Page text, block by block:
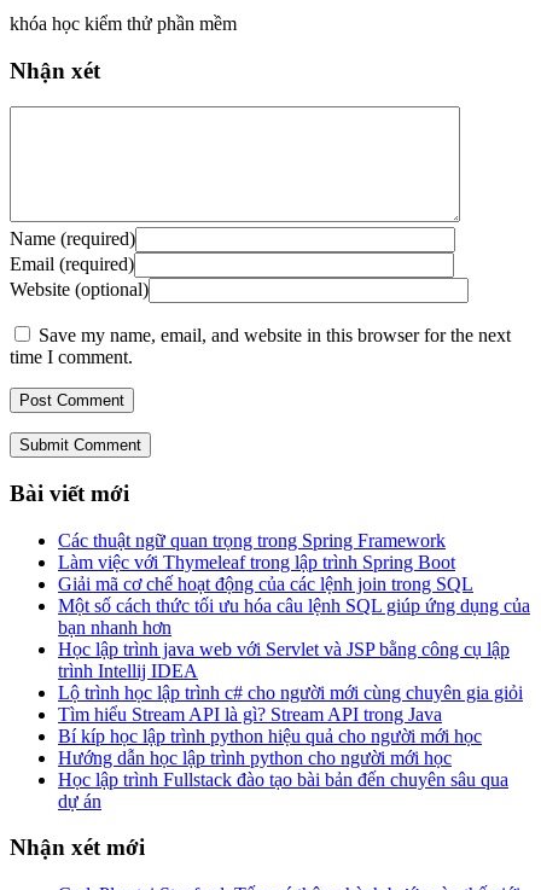
khóa học kiểm thử phần mềm
Nhận xét
Name (required)
Email (required)
Website (optional)
Save my name, email, and website in this browser for the next
time I comment.
Submit Comment
Bài viết mới
Các thuật ngữ quan trọng trong Spring Framework
Làm việc với Thymeleaf trong lập trình Spring Boot
Giải mã cơ chế hoạt động của các lệnh join trong SQL
Một số cách thức tối ưu hóa câu lệnh SQL giúp ứng dụng của
bạn nhanh hơn
Học lập trình java web với Servlet và JSP bằng công cụ lập
trình Intellij IDEA
Lộ trình học lập trình c# cho người mới cùng chuyên gia giỏi
Tìm hiểu Stream API là gì? Stream API trong Java
Bí kíp học lập trình python hiệu quả cho người mới học
Hướng dẫn học lập trình python cho người mới học
Học lập trình Fullstack đào tạo bài bản đến chuyên sâu qua
dự án
Nhận xét mới